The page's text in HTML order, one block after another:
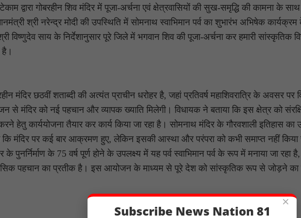
द्वारा गोबरहीन शिव मंदिर में पूजा-अर्चना एवं क्षेत्रवासियों की सुख-समृद्धि की कामना के
श्री नरेन्द्र मोदी की उपस्थिति में सोमनाथ स्वाभिमान पर्व का शुभारंभ अभिषेक
विष्णुदेव साय के निर्देशानुसार पूरे जिले में भगवान शिव की पूजा-अर्चना कर हमारी सांस्कृतिक
है।
मंदिर छठवीं शताब्दी की अत्यंत प्राचीन धरोहर है, जहां प्रतिवर्ष महाशिवरात्रि के अवसर पर
मंदिर को नई पहचान और व्यापक ख्याति मिलेगी। विधायक ने बताया कि इस क्षेत्र को
हेतु कार्ययोजना तैयार कर कार्य किया जा रहा है। सोमनाथ मंदिर के गौरवशाली इतिहास
मंदिर पर कई बार आक्रमण हुए, लेकिन इसकी आस्था और परंपरा को कभी समाप्त नहीं किया
पुनर्निर्माण के 75 वर्ष पूर्ण होने के उपलक्ष्य में यह पर्व स्वाभिमान पर्व के रूप में मनाया जा रहा
पहचान का प्रतीक है। इस आयोजन के माध्यम से पूरे देश को सांस्कृतिक रूप से जोड़ने का
×
Subscribe News Nation 81